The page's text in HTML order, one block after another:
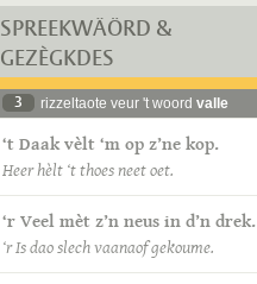
SPREEKWÄÖRD &
GEZÈGKDES
3 rizzeltaote veur 't woord valle
‘t Daak vèlt ‘m op z’ne kop.
Heer hèlt ‘t thoes neet oet.
‘r Veel mèt z’n neus in d’n drek.
‘r Is dao slech vaanaof gekoume.